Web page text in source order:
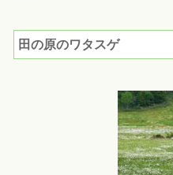
田の原のワタスゲ